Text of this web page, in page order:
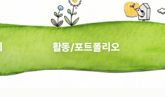
활동/포트폴리오